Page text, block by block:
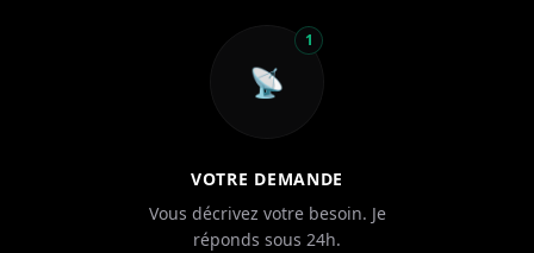
📡
1
VOTRE DEMANDE
Vous décrivez votre besoin. Je
réponds sous 24h.